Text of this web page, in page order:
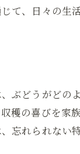
法
ピ
て、日々の
ぶどうがど
穫の喜びを家
忘れられない